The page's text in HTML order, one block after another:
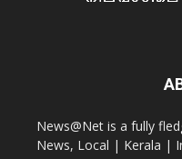
News@Net is a fully
News, Local | Kerala |